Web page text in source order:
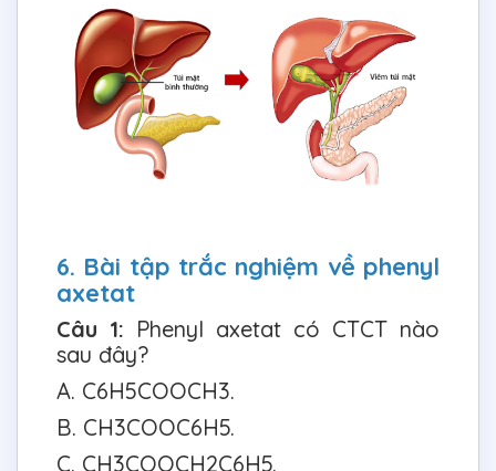
6. Bài tập trắc nghiệm về phenyl
axetat
Câu 1: Phenyl axetat có CTCT nào
sau đây?
A. C6H5COOCH3.
B. CH3COOC6H5.
C. CH3COOCH2C6H5.